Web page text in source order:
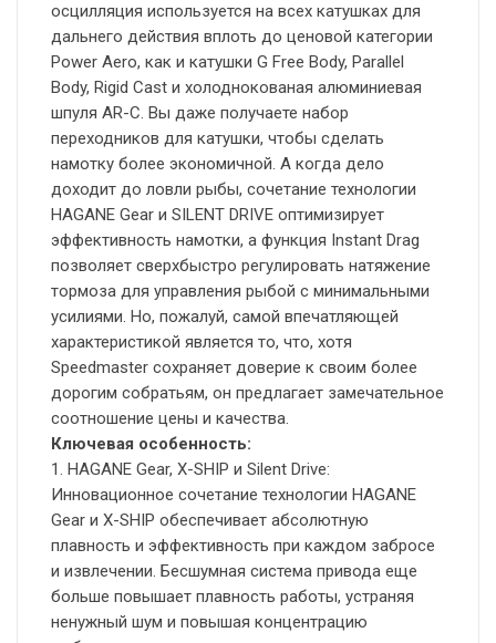
осцилляция используется на всех катушках для
дальнего действия вплоть до ценовой категории
Power Aero, как и катушки G Free Body, Parallel
Body, Rigid Cast и холоднокованая алюминиевая
шпуля AR-C. Вы даже получаете набор
переходников для катушки, чтобы сделать
намотку более экономичной. А когда дело
доходит до ловли рыбы, сочетание технологии
HAGANE Gear и SILENT DRIVE оптимизирует
эффективность намотки, а функция Instant Drag
позволяет сверхбыстро регулировать натяжение
тормоза для управления рыбой с минимальными
усилиями. Но, пожалуй, самой впечатляющей
характеристикой является то, что, хотя
Speedmaster сохраняет доверие к своим более
дорогим собратьям, он предлагает замечательное
соотношение цены и качества.
Ключевая особенность:
1. HAGANE Gear, X-SHIP и Silent Drive:
Инновационное сочетание технологии HAGANE
Gear и X-SHIP обеспечивает абсолютную
плавность и эффективность при каждом забросе
и извлечении. Бесшумная система привода еще
больше повышает плавность работы, устраняя
ненужный шум и повышая концентрацию